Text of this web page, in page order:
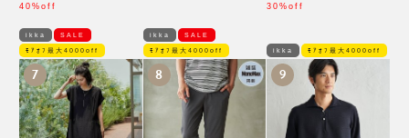
ん着用モデル」
40%off
郎さん着用モデル」
30%off
ikka SALE
ﾓｱｵﾌ最大4000off
7
ikka SALE
ﾓｱｵﾌ最大4000off
8
ikka ﾓｱｵﾌ最大4000off
9